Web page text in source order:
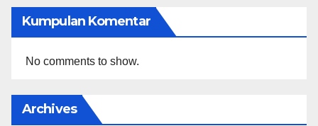
Kumpulan Komentar
No comments to show.
Archives